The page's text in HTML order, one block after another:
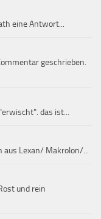
eine Antwort...
geschrieben.
das ist...
aus Lexan/ Makrolon/...
und rein